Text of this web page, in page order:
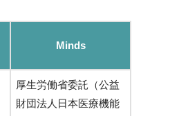
Minds
厚生労働省委託（公益
財団法人日本医療機能